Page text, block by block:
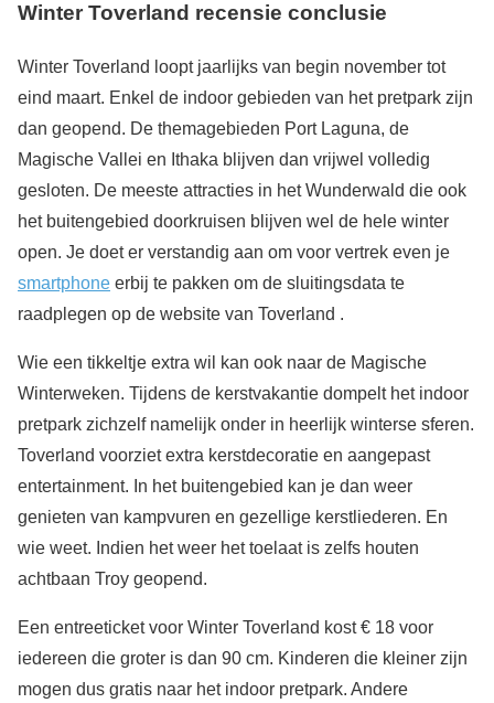
Winter Toverland recensie conclusie
Winter Toverland loopt jaarlijks van begin november tot
eind maart. Enkel de indoor gebieden van het pretpark zijn
dan geopend. De themagebieden Port Laguna, de
Magische Vallei en Ithaka blijven dan vrijwel volledig
gesloten. De meeste attracties in het Wunderwald die ook
het buitengebied doorkruisen blijven wel de hele winter
open. Je doet er verstandig aan om voor vertrek even je
smartphone erbij te pakken om de sluitingsdata te
raadplegen op de website van Toverland .
Wie een tikkeltje extra wil kan ook naar de Magische
Winterweken. Tijdens de kerstvakantie dompelt het indoor
pretpark zichzelf namelijk onder in heerlijk winterse sferen.
Toverland voorziet extra kerstdecoratie en aangepast
entertainment. In het buitengebied kan je dan weer
genieten van kampvuren en gezellige kerstliederen. En
wie weet. Indien het weer het toelaat is zelfs houten
achtbaan Troy geopend.
Een entreeticket voor Winter Toverland kost € 18 voor
iedereen die groter is dan 90 cm. Kinderen die kleiner zijn
mogen dus gratis naar het indoor pretpark. Andere